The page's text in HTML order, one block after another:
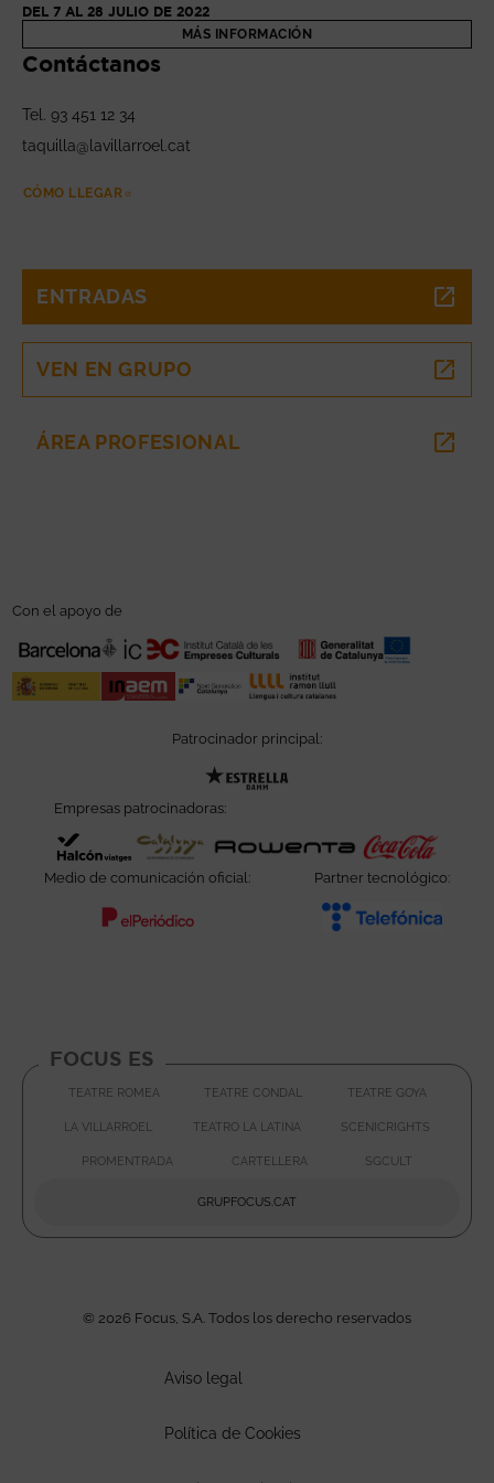
DEL 7 AL 28 JULIO DE 2022
MÁS INFORMACIÓN
Contáctanos
Tel. 93 451 12 34
taquilla@lavillarroel.cat
CÓMO LLEGAR
ENTRADAS
VEN EN GRUPO
ÁREA PROFESIONAL ABRE EN NUEVA VENTANA
Con el apoyo de
Patrocinador principal:
Empresas patrocinadoras:
Abre en nueva ventana
Abre en nueva ventanaAbre en nueva
Medio de comunicación oficial:
Abre en nueva ventana
Partner tecnológico:
Abre
FOCUS ES
TEATRE ROMEA
ABRE EN NUEVA VENTANA
TEATRE CONDAL
ABRE EN NUEVA
TEATRE GOYA
ABRE
LA VILLARROEL TEATRO LA LATINA
ABRE EN NUEVA
SCENICRIGHTS
PROMENTRADA
ABRE EN NUEVA VENTANA
CARTELLERA
ABRE EN NUEVA
SGCULT
GRUPFOCUS.CAT
© 2026 Focus, S.A. Todos los derecho reservados
Aviso legal
Política de Cookies